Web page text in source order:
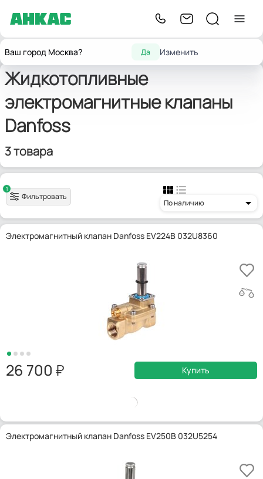
Ваш город Москва? Да Изменить
ГлавнаяЗапчасти для горелок Жидкотопливные э/м клапаны
Жидкотопливные
электромагнитные клапаны
Danfoss
3 товара
1
Фильтровать
По наличию
Электромагнитный клапан Danfoss EV224B 032U8360
26 700 Купить
Электромагнитный клапан Danfoss EV250B 032U5254